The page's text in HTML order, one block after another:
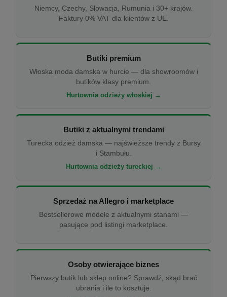
Niemcy, Czechy, Słowacja, Rumunia i 30+ krajów.
Faktury 0% VAT dla klientów z UE.
Butiki premium
Włoska moda damska w hurcie — dla showroomów i
butików klasy premium.
Hurtownia odzieży włoskiej →
Butiki z aktualnymi trendami
Turecka odzież damska — najświeższe trendy z Bursy
i Stambułu.
Hurtownia odzieży tureckiej →
Sprzedaż na Allegro i marketplace
Bestsellerowe modele z aktualnymi stanami —
pasujące pod listingi marketplace.
Osoby otwierające biznes
Pierwszy butik lub sklep online? Sprawdź, skąd brać
ubrania i ile to kosztuje.